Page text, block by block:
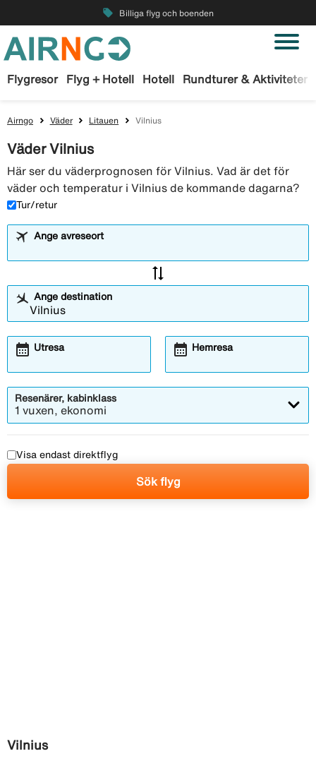
local_offer Billiga flyg och boenden
Flygresor Flyg + Hotell Hotell Rundturer & Aktiviteter
Airngo Väder Litauen Vilnius
Väder Vilnius
Här ser du väderprognosen för Vilnius. Vad är det för
väder och temperatur i Vilnius de kommande dagarna?
Tur/retur
Ange avreseort
sync_alt
Ange destination
Utresa
calendar_month Hemresa
calendar_month
Resenärer, kabinklass
1 vuxen, ekonomi
Visa endast direktflyg
Sök flyg
Vilnius